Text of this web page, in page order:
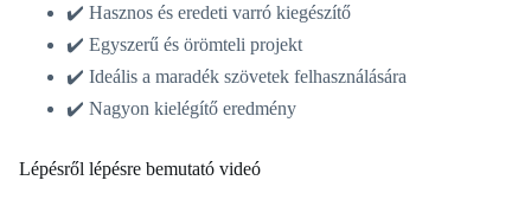
✔️ Hasznos és eredeti varró kiegészítő
✔️ Egyszerű és örömteli projekt
✔️ Ideális a maradék szövetek felhasználására
✔️ Nagyon kielégítő eredmény
Lépésről lépésre bemutató videó